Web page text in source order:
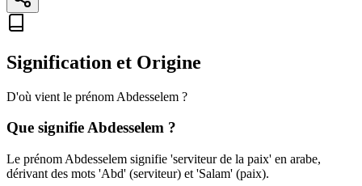
Signification et Origine
D'où vient le prénom Abdesselem ?
Que signifieAbdesselem ?
Le prénom Abdesselem signifie 'serviteur de la paix' en arabe,
dérivant des mots 'Abd' (serviteur) et 'Salam' (paix).